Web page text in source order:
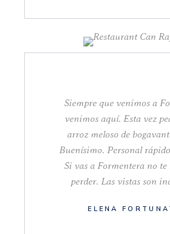
Siempre que venimos a
venimos aquí. Esta vez
arroz meloso de
Buenísimo. Personal
Si vas a Formentera no te
perder. Las vistas son
ELENA